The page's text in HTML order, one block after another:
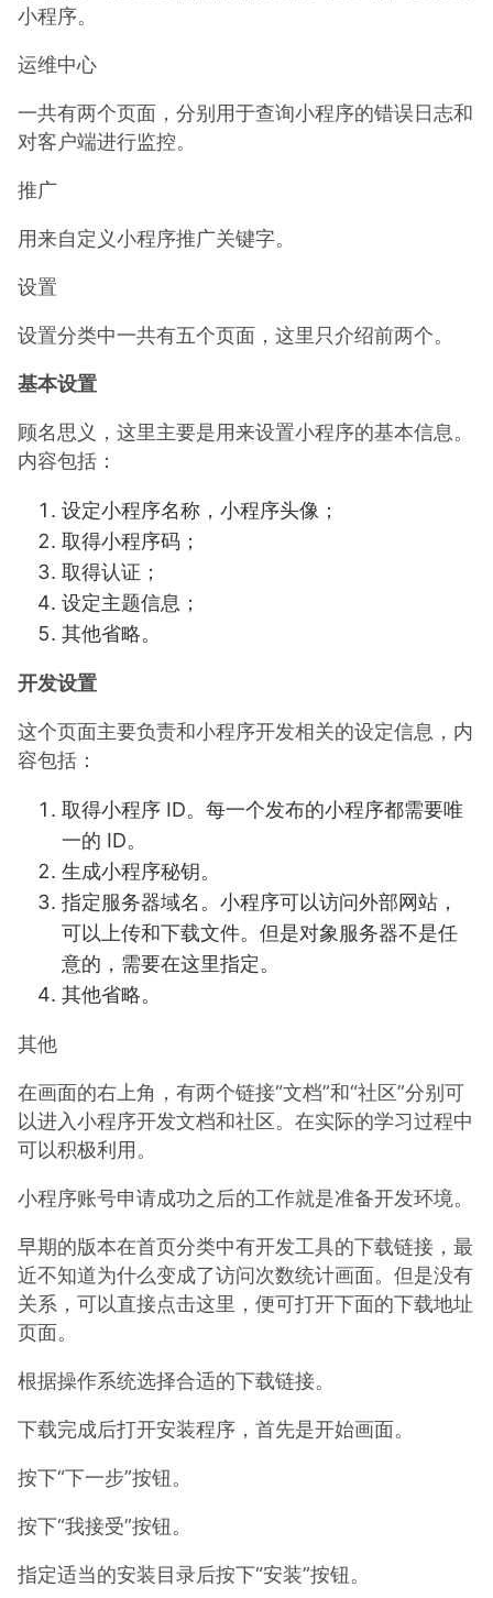
小程序。
运维中心
一共有两个页面，分别用于查询小程序的错误日志和
对客户端进行监控。
推广
用来自定义小程序推广关键字。
设置
设置分类中一共有五个页面，这里只介绍前两个。
基本设置
顾名思义，这里主要是用来设置小程序的基本信息。
内容包括：
设定小程序名称，小程序头像；
取得小程序码；
取得认证；
设定主题信息；
其他省略。
开发设置
这个页面主要负责和小程序开发相关的设定信息，内
容包括：
取得小程序 ID。每一个发布的小程序都需要唯
一的 ID。
生成小程序秘钥。
指定服务器域名。小程序可以访问外部网站，
可以上传和下载文件。但是对象服务器不是任
意的，需要在这里指定。
其他省略。
其他
在画面的右上角，有两个链接“文档”和“社区”分别可
以进入小程序开发文档和社区。在实际的学习过程中
可以积极利用。
小程序账号申请成功之后的工作就是准备开发环境。
早期的版本在首页分类中有开发工具的下载链接，最
近不知道为什么变成了访问次数统计画面。但是没有
关系，可以直接点击这里，便可打开下面的下载地址
页面。
根据操作系统选择合适的下载链接。
下载完成后打开安装程序，首先是开始画面。
按下“下一步”按钮。
按下“我接受”按钮。
指定适当的安装目录后按下“安装”按钮。